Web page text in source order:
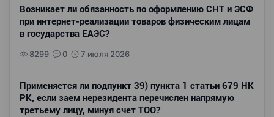
Возникает ли обязанность по оформлению СНТ и ЭСФ
при интернет-реализации товаров физическим лицам
в государства ЕАЭС?
8299 0 7 июля 2026
Применяется ли подпункт 39) пункта 1 статьи 679 НК
РК, если заем нерезидента перечислен напрямую
третьему лицу, минуя счет ТОО?